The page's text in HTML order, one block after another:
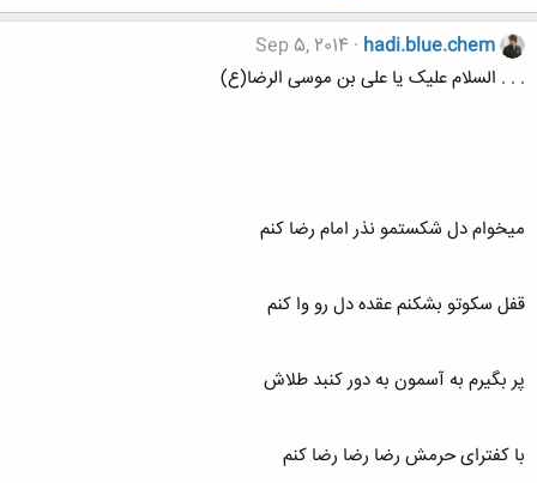
hadi.blue.chem
Sep 5, 2014
. . . السلام علیک یا علی بن موسی الرضا(ع)
میخوام دل شکستمو نذر امام رضا کنم
قفل سکوتو بشکنم عقده دل رو وا کنم
پر بگیرم به آسمون به دور کنبد طلاش
با کفترای حرمش رضا رضا رضا کنم